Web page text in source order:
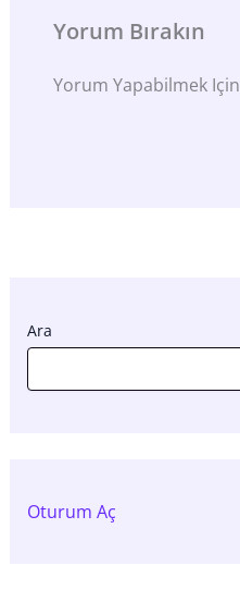
Yorum Bırakın
Yorum Yapabilmek Için
Ara
Oturum Aç